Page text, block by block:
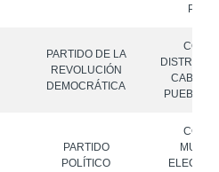
PARTIDO DE LA
REVOLUCIÓN
DEMOCRÁTICA
DISTRITAL
PUEBLA,
PARTIDO
POLÍTICO